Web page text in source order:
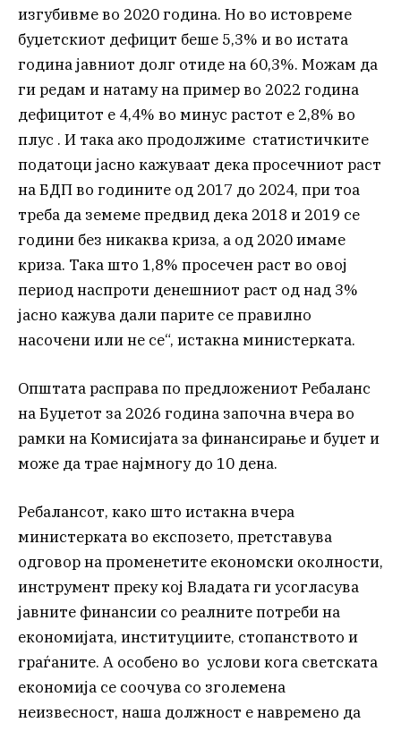
изгубивме во 2020 година. Но во истовреме
буџетскиот дефицит беше 5,3% и во истата
година јавниот долг отиде на 60,3%. Можам да
ги редам и натаму на пример во 2022 година
дефицитот е 4,4% во минус растот е 2,8% во
плус . И така ако продолжиме статистичките
податоци јасно кажуваат дека просечниот раст
на БДП во годините од 2017 до 2024, при тоа
треба да земеме предвид дека 2018 и 2019 се
години без никаква криза, а од 2020 имаме
криза. Така што 1,8% просечен раст во овој
период наспроти денешниот раст од над 3%
јасно кажува дали парите се правилно
насочени или не се“, истакна министерката.
Општата расправа по предложениот Ребаланс
на Буџетот за 2026 година започна вчера во
рамки на Комисијата за финансирање и буџет и
може да трае најмногу до 10 дена.
Ребалансот, како што истакна вчера
министерката во експозето, претставува
одговор на променетите економски околности,
инструмент преку кој Владата ги усогласува
јавните финансии со реалните потреби на
економијата, институциите, стопанството и
граѓаните. А особено во услови кога светската
економија се соочува со зголемена
неизвесност, наша должност е навремено да